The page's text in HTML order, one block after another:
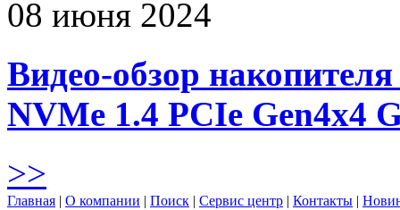
08 июня 2024
Видео-обзор
NVMe 1.4 PCIe Gen4х4
>>
Главная | О компании | Поиск | Сервис центр | Контакты |